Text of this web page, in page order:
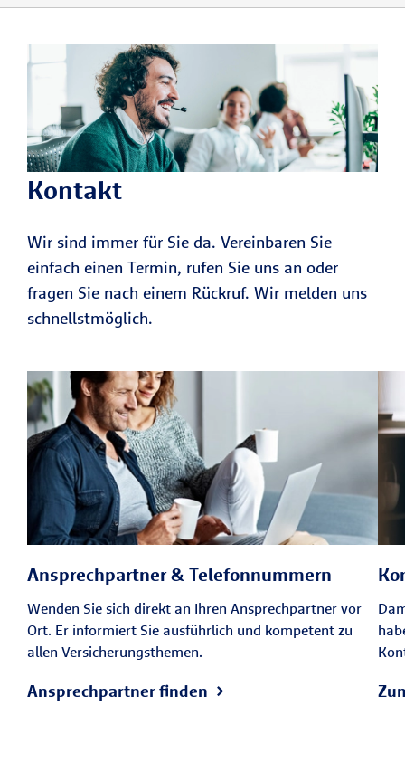
Kontakt
Wir sind immer für Sie da. Vereinbaren Sie
einfach einen Termin, rufen Sie uns an oder
fragen Sie nach einem Rückruf. Wir melden uns
schnellstmöglich.
Ansprechpartner & Telefonnummern
Wenden Sie sich direkt an Ihren Ansprechpartner vor
Ort. Er informiert Sie ausführlich und kompetent zu
allen Versicherungsthemen.
Ansprechpartner finden